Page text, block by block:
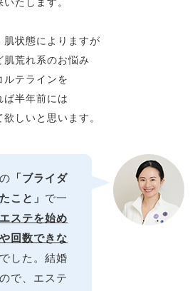
たします。
肌状態によりますが
荒れ系のお悩み
ルテラインを
ば半年前には
しいと思います。
「ブライダ
こと」 で一
エステを始め
回数できな
した。結婚
で、エステ